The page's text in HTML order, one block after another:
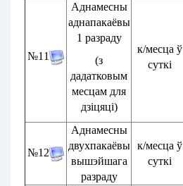
№11
Аднамесны
аднапакаёвы
1 разраду
(з
дадатковым
месцам для
дзіцяці)
к/месца ў
суткі
№12
Аднамесны
двухпакаёвы
вышэйшага
разраду
к/месца ў
суткі